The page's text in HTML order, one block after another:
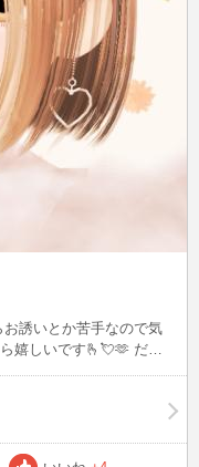
誘いとか苦手なので気
嬉しいです🫰💘🫶 だい